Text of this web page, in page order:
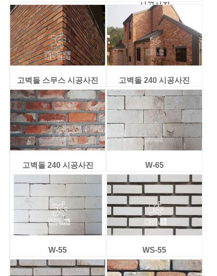
시공사진
고벽돌 스무스 시공사진 고벽돌 240 시공사진
고벽돌 240 시공사진 W-65
W-55 WS-55